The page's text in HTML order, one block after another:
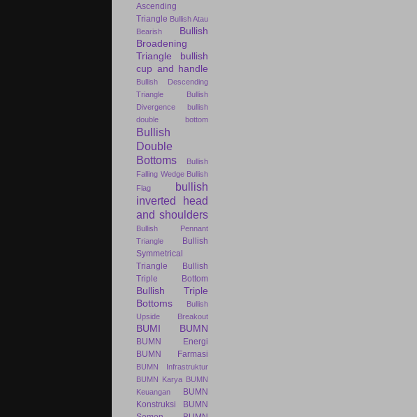
Ascending
Triangle Bullish Atau
Bearish
Bullish
Broadening
Triangle
bullish
cup and handle
Bullish Descending
Triangle
Bullish
Divergence
bullish
double bottom
Bullish
Double
Bottoms
Bullish
Falling Wedge Bullish
Flag
bullish
inverted head
and shoulders
Bullish Pennant
Triangle
Bullish
Symmetrical
Triangle
Bullish
Triple Bottom
Bullish Triple
Bottoms
Bullish
Upside Breakout
BUMI BUMN
BUMN Energi
BUMN Farmasi
BUMN Infrastruktur
BUMN Karya BUMN
Keuangan
BUMN
Konstruksi
BUMN